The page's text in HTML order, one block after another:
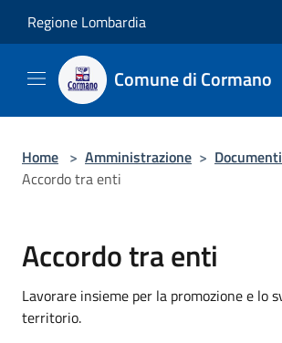
Regione Lombardia
Comune di Cormano
Home > Amministrazione >
Accordo tra enti
Accordo tra enti
Lavorare insieme per la promozione e lo
territorio.